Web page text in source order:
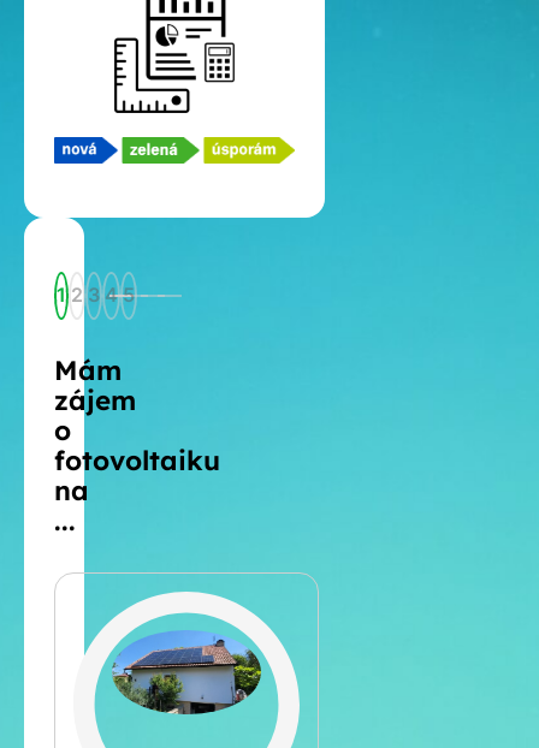
1 2 3 4 5
Mám
zájem
o
fotovoltaiku
na
...
Šikmá